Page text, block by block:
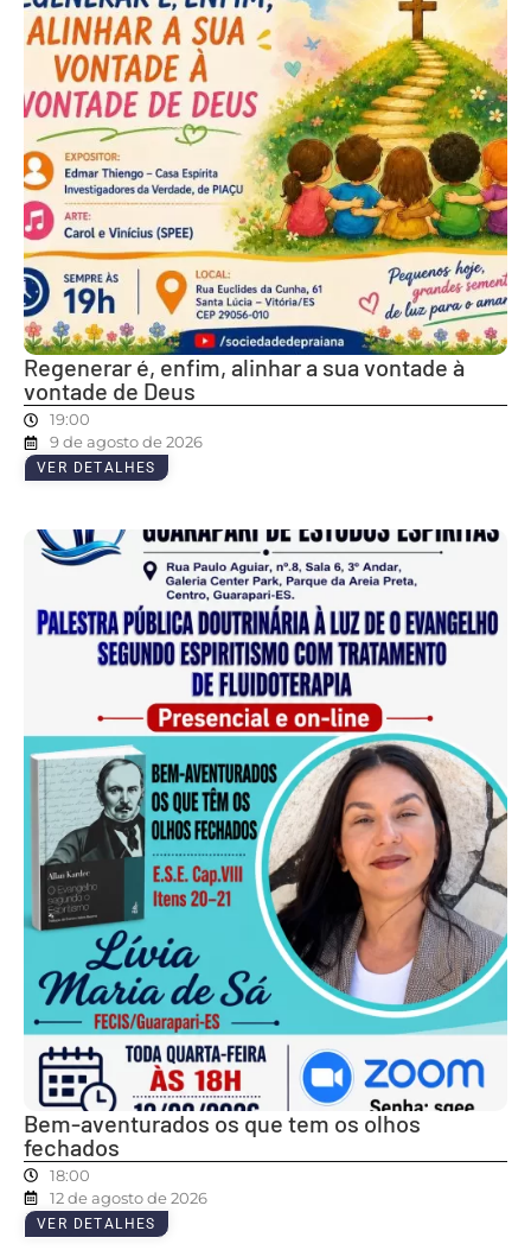
Regenerar é, enfim, alinhar a sua vontade à
vontade de Deus
19:00
9 de agosto de 2026
VER DETALHES
Bem-aventurados os que tem os olhos
fechados
18:00
12 de agosto de 2026
VER DETALHES